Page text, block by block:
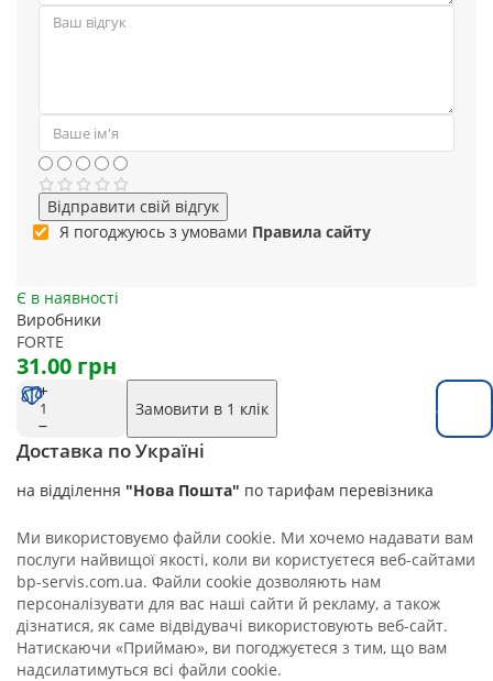
Відправити свій відгук
Я погоджуюсь з умовами Правила сайту
Є в наявності
Виробники
FORTE
31.00 грн
Замовити в 1 клік
Доставка по Україні
на відділення "Нова Пошта" по тарифам перевізника
Ми використовуємо файли cookie. Ми хочемо надавати вам
послуги найвищої якості, коли ви користуєтеся веб-сайтами
bp-servis.com.ua. Файли cookie дозволяють нам
персоналізувати для вас наші сайти й рекламу, а також
дізнатися, як саме відвідувачі використовують веб-сайт.
Натискаючи «Приймаю», ви погоджуєтеся з тим, що вам
надсилатимуться всі файли cookie.